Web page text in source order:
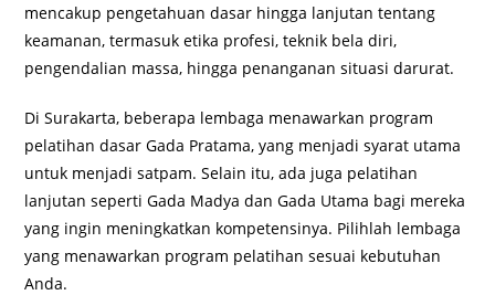
mencakup pengetahuan dasar hingga lanjutan tentang
keamanan, termasuk etika profesi, teknik bela diri,
pengendalian massa, hingga penanganan situasi darurat.
Di Surakarta, beberapa lembaga menawarkan program
pelatihan dasar Gada Pratama, yang menjadi syarat utama
untuk menjadi satpam. Selain itu, ada juga pelatihan
lanjutan seperti Gada Madya dan Gada Utama bagi mereka
yang ingin meningkatkan kompetensinya. Pilihlah lembaga
yang menawarkan program pelatihan sesuai kebutuhan
Anda.